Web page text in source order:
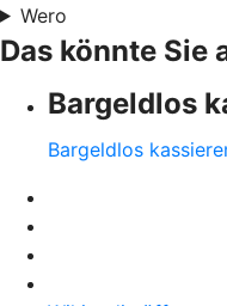
Wero
Das könnte Sie
Bargeldlos
Bargeldlos